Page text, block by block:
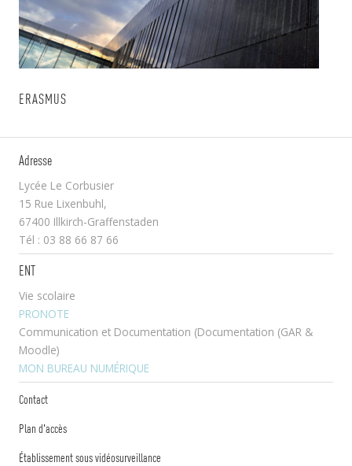
ERASMUS
Adresse
Lycée Le Corbusier
15 Rue Lixenbuhl,
67400 Illkirch-Graffenstaden
Tél : 03 88 66 87 66
ENT
Vie scolaire
PRONOTE
Communication et Documentation (Documentation (GAR &
Moodle)
MON BUREAU NUMÉRIQUE
Contact
Plan d'accès
Établissement sous vidéosurveillance